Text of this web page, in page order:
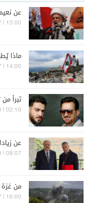
عن
15:00 | 2026-08-07
ماذا
14:00 | 2026-08-07
تبرأ
02:10 | 2026-08-08
عن
08:07 | 2026-08-08
من غزة
16:00 | 2026-08-07